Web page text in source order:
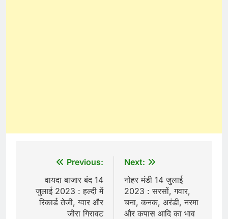
navigation
Previous:
वायदा बाजार बंद 14
जुलाई 2023 : हल्दी में
रिकार्ड तेजी, ग्वार और
जीरा गिरावट
Next:
नोहर मंडी 14 जुलाई
2023 : सरसों, गवार,
चना, कनक, अरंडी, नरमा
और कपास आदि का भाव